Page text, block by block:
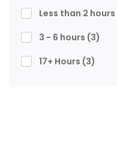
Less than 2 hours
3 - 6 hours (3)
17+ Hours (3)